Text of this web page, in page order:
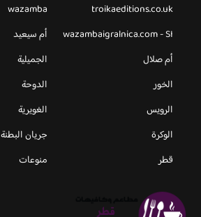
troikaeditions.co.uk
wazamba
wazambaigralnica.com - SI
أم سيعيد
أم صلال
الجميلية
الخور
الدوحة
الرويس
الغويرية
الوكرة
جريان البطنة
قطر
منوعات